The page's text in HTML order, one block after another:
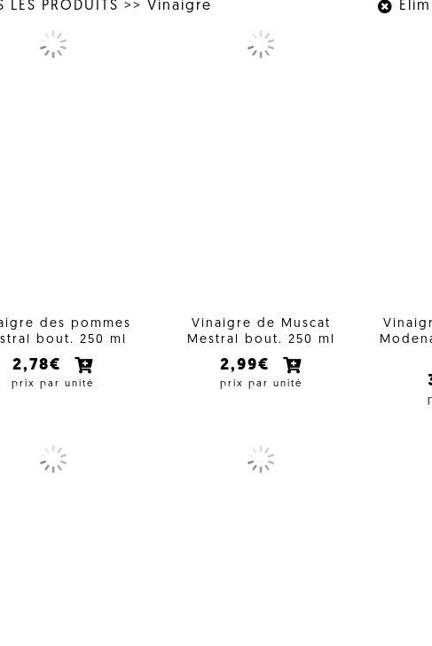
LES PRODUITS >> Vinaigre
des pommes
bout. 250 ml
2,78€
prix par unité
Vinaigre de Muscat
Mestral bout. 250 ml
2,99€
prix par unité